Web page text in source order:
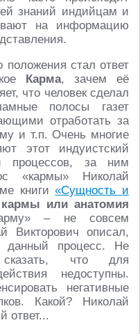
знаний индийцам и
на информацию
положения стал ответ
Карма, зачем её
что человек сделал
полосы газет
отработать за
и т.п. Очень многие
этот индуистский
процессов, за ним
«кармы» Николай
книги«Сущность и
или анатомия
– не совсем
Викторович описал,
данный процесс. Не
сказать, что для
недоступны.
негативные
Какой? Николай
ответ...